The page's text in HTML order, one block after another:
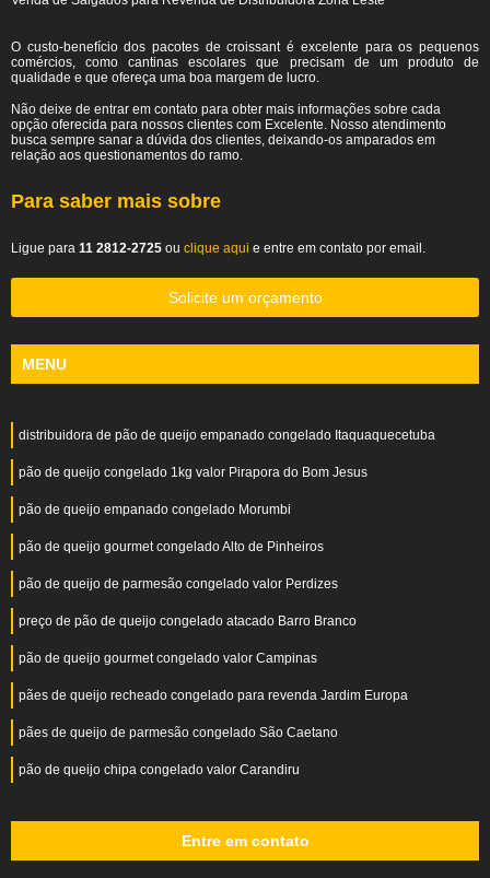
O custo-benefício dos pacotes de croissant é excelente para os pequenos
comércios, como cantinas escolares que precisam de um produto de
qualidade e que ofereça uma boa margem de lucro.
Não deixe de entrar em contato para obter mais informações sobre cada
opção oferecida para nossos clientes com Excelente. Nosso atendimento
busca sempre sanar a dúvida dos clientes, deixando-os amparados em
relação aos questionamentos do ramo.
Para saber mais sobre
Ligue para 11 2812-2725 ou clique aqui e entre em contato por email.
Solicite um orçamento
MENU
distribuidora de pão de queijo empanado congelado Itaquaquecetuba
pão de queijo congelado 1kg valor Pirapora do Bom Jesus
pão de queijo empanado congelado Morumbi
pão de queijo gourmet congelado Alto de Pinheiros
pão de queijo de parmesão congelado valor Perdizes
preço de pão de queijo congelado atacado Barro Branco
pão de queijo gourmet congelado valor Campinas
pães de queijo recheado congelado para revenda Jardim Europa
pães de queijo de parmesão congelado São Caetano
pão de queijo chipa congelado valor Carandiru
Entre em contato